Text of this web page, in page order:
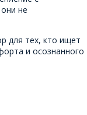
не
для тех, кто ищет
и осознанного